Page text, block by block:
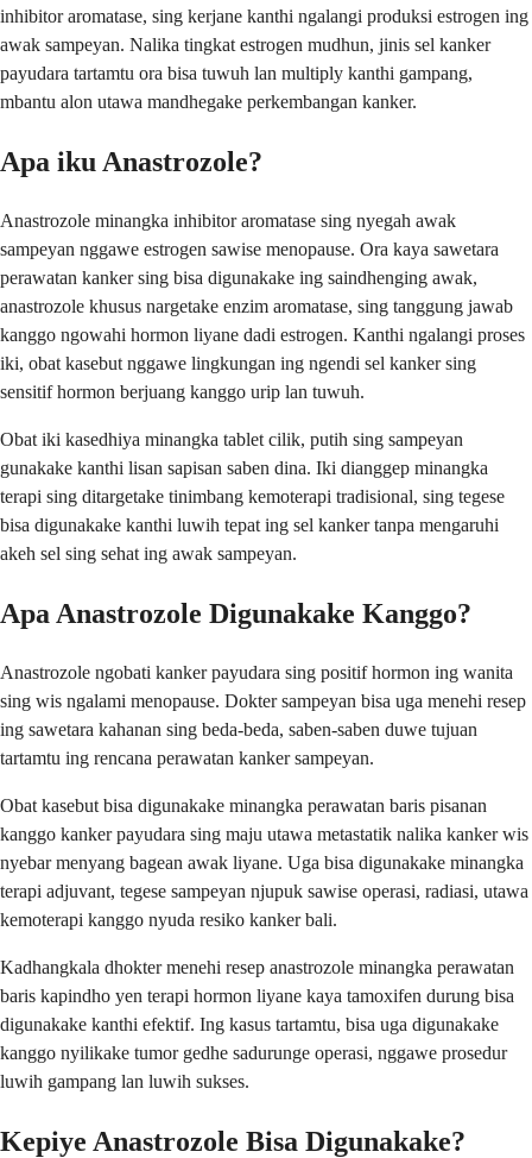
inhibitor aromatase, sing kerjane kanthi ngalangi produksi estrogen ing
awak sampeyan. Nalika tingkat estrogen mudhun, jinis sel kanker
payudara tartamtu ora bisa tuwuh lan multiply kanthi gampang,
mbantu alon utawa mandhegake perkembangan kanker.
Apa iku Anastrozole?
Anastrozole minangka inhibitor aromatase sing nyegah awak
sampeyan nggawe estrogen sawise menopause. Ora kaya sawetara
perawatan kanker sing bisa digunakake ing saindhenging awak,
anastrozole khusus nargetake enzim aromatase, sing tanggung jawab
kanggo ngowahi hormon liyane dadi estrogen. Kanthi ngalangi proses
iki, obat kasebut nggawe lingkungan ing ngendi sel kanker sing
sensitif hormon berjuang kanggo urip lan tuwuh.
Obat iki kasedhiya minangka tablet cilik, putih sing sampeyan
gunakake kanthi lisan sapisan saben dina. Iki dianggep minangka
terapi sing ditargetake tinimbang kemoterapi tradisional, sing tegese
bisa digunakake kanthi luwih tepat ing sel kanker tanpa mengaruhi
akeh sel sing sehat ing awak sampeyan.
Apa Anastrozole Digunakake Kanggo?
Anastrozole ngobati kanker payudara sing positif hormon ing wanita
sing wis ngalami menopause. Dokter sampeyan bisa uga menehi resep
ing sawetara kahanan sing beda-beda, saben-saben duwe tujuan
tartamtu ing rencana perawatan kanker sampeyan.
Obat kasebut bisa digunakake minangka perawatan baris pisanan
kanggo kanker payudara sing maju utawa metastatik nalika kanker wis
nyebar menyang bagean awak liyane. Uga bisa digunakake minangka
terapi adjuvant, tegese sampeyan njupuk sawise operasi, radiasi, utawa
kemoterapi kanggo nyuda resiko kanker bali.
Kadhangkala dhokter menehi resep anastrozole minangka perawatan
baris kapindho yen terapi hormon liyane kaya tamoxifen durung bisa
digunakake kanthi efektif. Ing kasus tartamtu, bisa uga digunakake
kanggo nyilikake tumor gedhe sadurunge operasi, nggawe prosedur
luwih gampang lan luwih sukses.
Kepiye Anastrozole Bisa Digunakake?